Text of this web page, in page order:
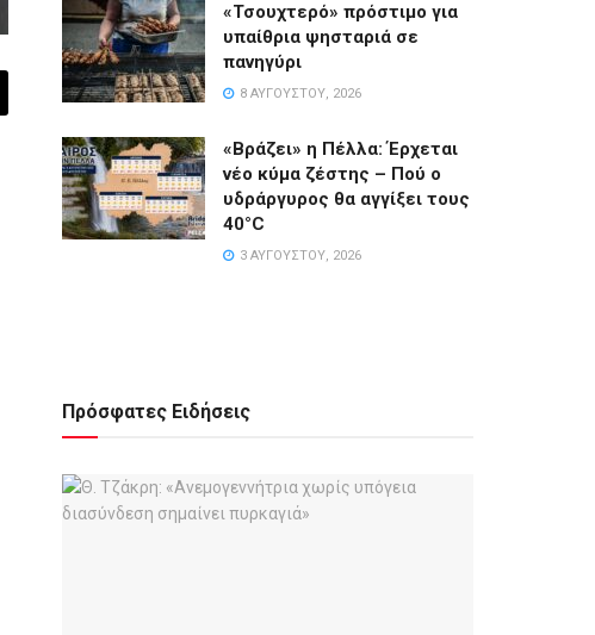
«Τσουχτερό» πρόστιμο για
υπαίθρια ψησταριά σε
πανηγύρι
8 ΑΥΓΟΎΣΤΟΥ, 2026
«Βράζει» η Πέλλα: Έρχεται
νέο κύμα ζέστης – Πού ο
υδράργυρος θα αγγίξει τους
40°C
3 ΑΥΓΟΎΣΤΟΥ, 2026
Πρόσφατες Ειδήσεις